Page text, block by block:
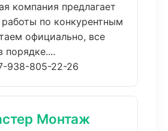
компания предлагает
по конкурентным
официально, все
порядке....
938-805-22-26
Монтаж